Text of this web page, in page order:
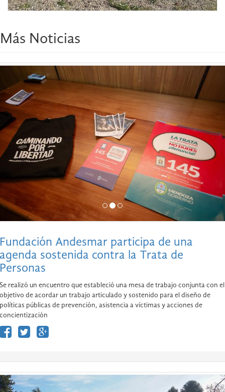
Más Noticias
Fundación Andesmar participa de una
agenda sostenida contra la Trata de
Personas
Se realizó un encuentro que estableció una mesa de trabajo conjunta con el
objetivo de acordar un trabajo articulado y sostenido para el diseño de
políticas públicas de prevención, asistencia a víctimas y acciones de
concientización